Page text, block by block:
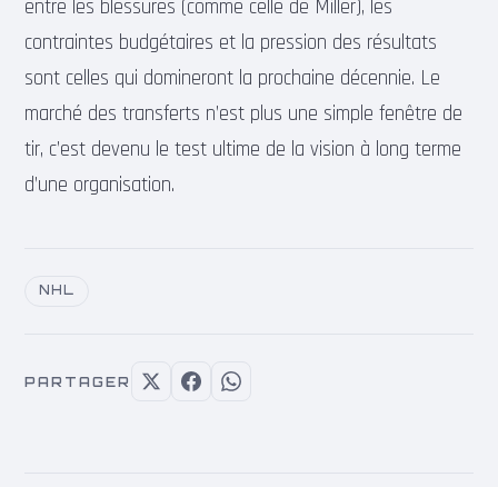
entre les blessures (comme celle de Miller), les
contraintes budgétaires et la pression des résultats
sont celles qui domineront la prochaine décennie. Le
marché des transferts n’est plus une simple fenêtre de
tir, c’est devenu le test ultime de la vision à long terme
d’une organisation.
NHL
PARTAGER